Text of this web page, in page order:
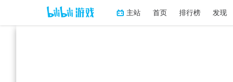
主站 首页 排行榜 发现